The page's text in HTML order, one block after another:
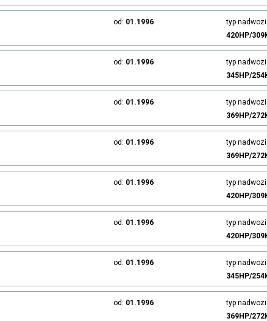
od: 01.1996 typ
420HP/
od: 01.1996 typ
345HP/
od: 01.1996 typ
369HP/
od: 01.1996 typ
369HP/
od: 01.1996 typ
420HP/
od: 01.1996 typ
420HP/
od: 01.1996 typ
345HP/
od: 01.1996 typ
369HP/